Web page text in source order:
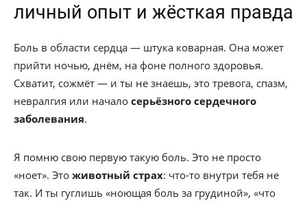
личный опыт и жёсткая правда
Боль в области сердца — штука коварная. Она может
прийти ночью, днём, на фоне полного здоровья.
Схватит, сожмёт — и ты не знаешь, это тревога, спазм,
невралгия или начало серьёзного сердечного
заболевания.
Я помню свою первую такую боль. Это не просто
«ноет». Это животный страх: что-то внутри тебя не
так. И ты гуглишь «ноющая боль за грудиной», «что